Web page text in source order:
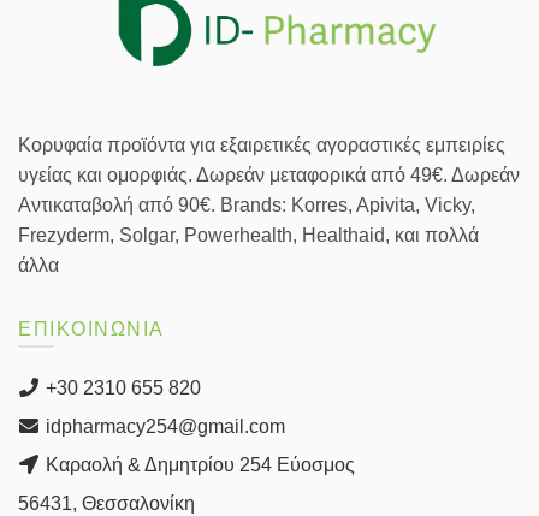
Κορυφαία προϊόντα για εξαιρετικές αγοραστικές εμπειρίες
υγείας και ομορφιάς. Δωρεάν μεταφορικά από 49€. Δωρεάν
Αντικαταβολή από 90€. Brands: Korres, Apivita, Vicky,
Frezyderm, Solgar, Powerhealth, Healthaid, και πολλά
άλλα
ΕΠΙΚΟΙΝΩΝΙΑ
+30 2310 655 820
idpharmacy254@gmail.com
Καραολή & Δημητρίου 254 Εύοσμος
56431, Θεσσαλονίκη